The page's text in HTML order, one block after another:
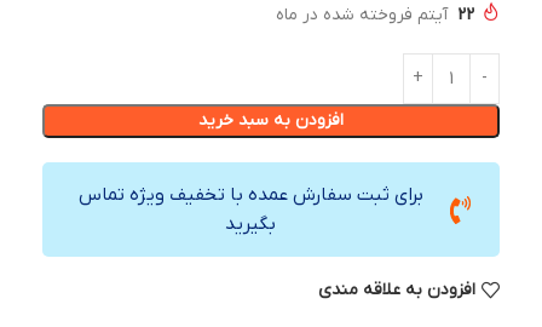
22 آیتم فروخته شده در ماه
افزودن به سبد خرید
برای ثبت سفارش عمده با تخفیف ویژه تماس
بگیرید
افزودن به علاقه مندی